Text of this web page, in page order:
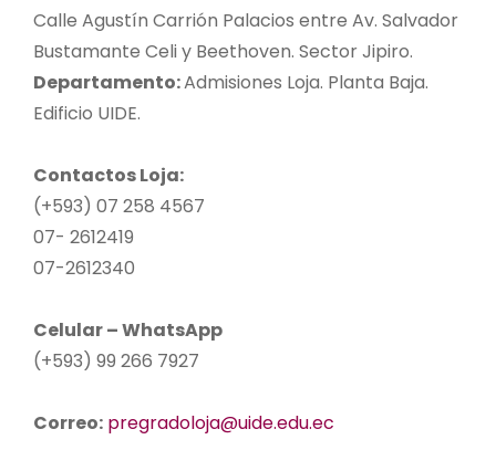
Calle Agustín Carrión Palacios entre Av. Salvador
Bustamante Celi y Beethoven. Sector Jipiro.
Departamento:Admisiones Loja. Planta Baja.
Edificio UIDE.
Contactos Loja:
(+593) 07 258 4567
07- 2612419
07-2612340
Celular – WhatsApp
(+593) 99 266 7927
Correo: pregradoloja@uide.edu.ec